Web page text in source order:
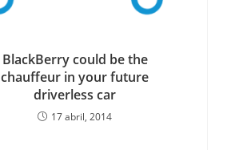
BlackBerry could be the
chauffeur in your future
driverless car
17 abril, 2014